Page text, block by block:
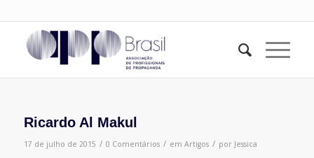
Ricardo Al Makul
17 de julho de 2015 / 0 Comentários / em Artigos / por Jessica